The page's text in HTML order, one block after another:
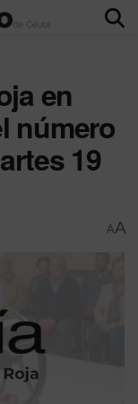
en
número
19
AA